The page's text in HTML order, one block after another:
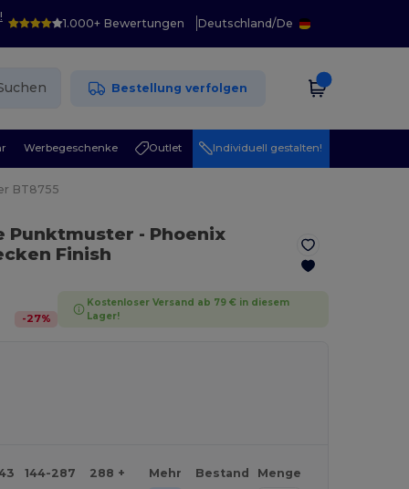
1.000+ Bewertungen Deutschland/De
Bestellung verfolgen
Werbegeschenke Outlet Individuell gestalten!
BT8755
Punktmuster - Phoenix
Finish
-27%
Kostenloser Versand ab 79 € in diesem
Lager!
144-287 288 + Mehr Bestand Menge